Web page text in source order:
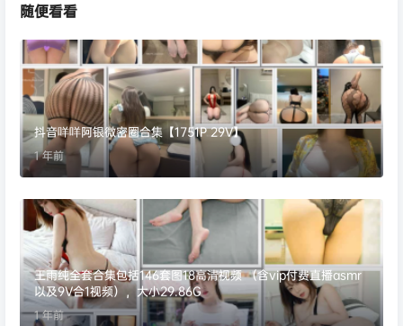
随便看看
抖音咩咩阿银微密圈合集【1751P 29V】
1 年前
王雨纯全套合集包括146套图18高清视频 （含vip付费直播asmr
以及9V合1视频），大小29.86G
1 年前